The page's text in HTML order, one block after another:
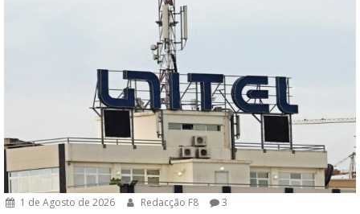
1 de Agosto de 2026 Redacção F8 3